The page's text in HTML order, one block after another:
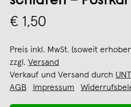
€ 1,50
Preis inkl. MwSt. (soweit
zzgl. Versand
Verkauf und Versand durch
AGB
Impressum